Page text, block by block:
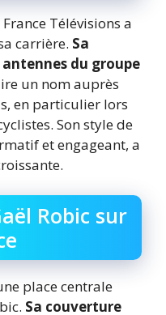
France Télévisions a
carrière. Sa
du groupe
un nom auprès
en particulier lors
Son style de
et engageant, a
Robic sur
place centrale
Sa couverture